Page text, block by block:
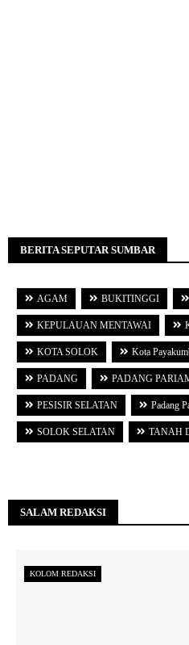
BERITA SEPUTAR SUMBAR
AGAM BUKITINGGI
KEPULAUAN MENTAWAI
KOTA SOLOK Kota
PADANG PADANG
PESISIR SELATAN Padang
SOLOK SELATAN TANAH
SALAM REDAKSI
KOLOM REDAKSI